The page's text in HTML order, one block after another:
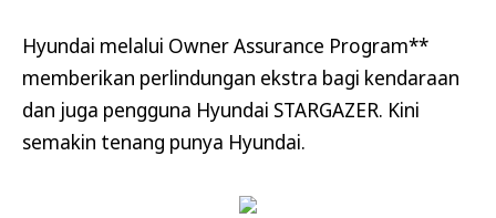
Hyundai melalui Owner Assurance Program**
memberikan perlindungan ekstra bagi kendaraan
dan juga pengguna Hyundai STARGAZER. Kini
semakin tenang punya Hyundai.